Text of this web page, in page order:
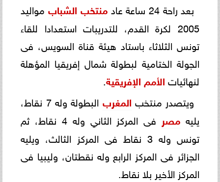
بعد راحة 24 ساعة عاد منتخب الشبابمواليد
2005 لكرة القدم، للتدريبات استعدادا للقاء
تونس الثلاثاء باستاد هيئة قناة السويس، فى
الجولة الختامية لبطولة شمال إفريقيا المؤهلة
لنهائيات الأمم الإفريقية.
ويتصدر منتخب المغرب
البطولة وله 7 نقاط،
يليهمصر
فى المركز الثاني وله 4 نقاط، ثم
تونس وله 3 نقاط فى المركز الثالث، ويليه
الجزائر فى المركز الرابع وله نقطتان، وليبيا فى
المركز الأخير بلا نقاط.